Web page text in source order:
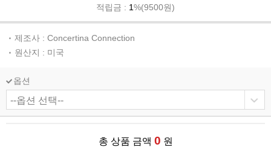
적립금 : 1%(9500원)
제조사 : Concertina Connection
원산지 : 미국
옵션
총 상품 금액 0 원